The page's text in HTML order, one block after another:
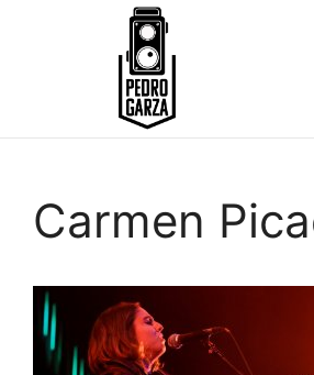
Carmen